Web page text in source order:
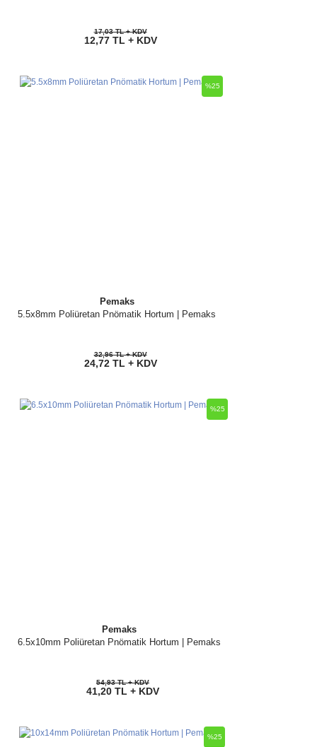
17,03 TL + KDV
12,77 TL + KDV
Pemaks
5.5x8mm Poliüretan Pnömatik Hortum | Pemaks
%25
32,96 TL + KDV
24,72 TL + KDV
Pemaks
6.5x10mm Poliüretan Pnömatik Hortum | Pemaks
%25
54,93 TL + KDV
41,20 TL + KDV
%25